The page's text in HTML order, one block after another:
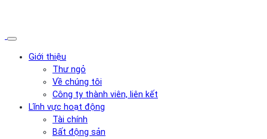
Giới thiệu
Thư ngỏ
Về chúng tôi
Công ty thành viên, liên kết
Lĩnh vực hoạt động
Tài chính
Bất động sản